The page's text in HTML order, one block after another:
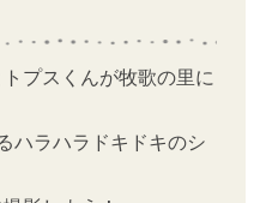
プスくんが牧歌の里に
ハラハラドキドキのシ